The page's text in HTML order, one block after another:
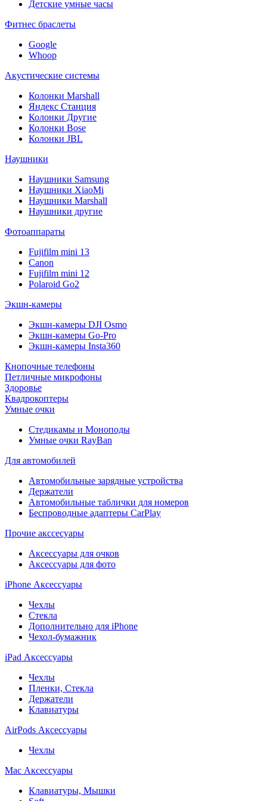
Детские умные часы
Фитнес браслеты
Google
Whoop
Акустические системы
Колонки Marshall
Яндекс Станция
Колонки Другие
Колонки Bose
Колонки JBL
Наушники
Наушники Samsung
Наушники XiaoMi
Наушники Marshall
Наушники другие
Фотоаппараты
Fujifilm mini 13
Canon
Fujifilm mini 12
Polaroid Go2
Экшн-камеры
Экшн-камеры DJI Osmo
Экшн-камеры Go-Pro
Экшн-камеры Insta360
Кнопочные телефоны
Петличные микрофоны
Здоровье
Квадрокоптеры
Умные очки
Стедикамы и Моноподы
Умные очки RayBan
Для автомобилей
Автомобильные зарядные устройства
Держатели
Автомобильные таблички для номеров
Беспроводные адаптеры CarPlay
Прочие акссесуары
Аксессуары для очков
Аксессуары для фото
iPhone Аксессуары
Чехлы
Стекла
Дополнительно для iPhone
Чехол-бумажник
iPad Аксессуары
Чехлы
Пленки, Стекла
Держатели
Клавиатуры
AirPods Аксессуары
Чехлы
Mac Аксессуары
Клавиатуры, Мышки